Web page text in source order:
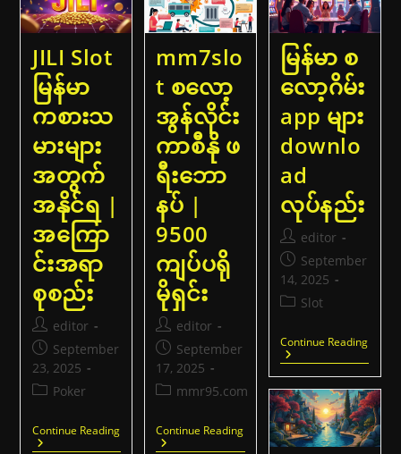
မြန်မာ
|
ဂိ
မ်း
ဘယ်လို
အနိုင်ရ
မ်း
|
JILI Slot
မြန်မာ
ကစားသ
မားများ
အတွက်
အနိုင်ရ |
အကြော
င်းအရာ
စုစည်း
Post
author:
editor
Post
published:
September
23, 2025
PostPoker
Continue ReadingJILI
mm7slo
t စလော့
အွန်လိုင်း
ကာစီနို ဖ
ရီးဘော
နပ် |
9500
ကျပ်ပရို
မိုရှင်း
Post
author:
editor
Post
published:
September
17, 2025
Postmmr95.com
Continue ReadingMm7slot
မြန်မာ စ
လော့ဂိမ်း
app များ
downlo
ad
လုပ်နည်း
Post
author:
editor
Post
published:
September
14, 2025
PostSlot
Continue Readingမြန်မာ
မ်း
App
များ